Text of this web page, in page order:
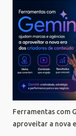
Ferramentas com
aproveitar a nova